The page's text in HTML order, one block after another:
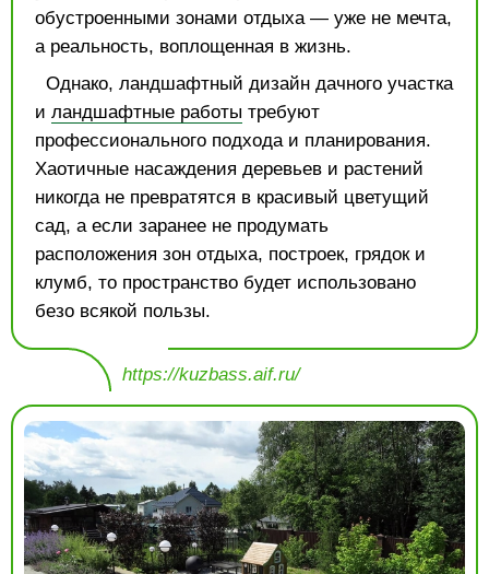
обустроенными зонами отдыха — уже не мечта,
а реальность, воплощенная в жизнь.
Однако, ландшафтный дизайн дачного участка
и ландшафтные работы требуют
профессионального подхода и планирования.
Хаотичные насаждения деревьев и растений
никогда не превратятся в красивый цветущий
сад, а если заранее не продумать
расположения зон отдыха, построек, грядок и
клумб, то пространство будет использовано
безо всякой пользы.
https://kuzbass.aif.ru/